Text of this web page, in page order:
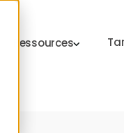
Ressources